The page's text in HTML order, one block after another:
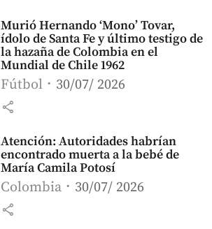
Murió Hernando ‘Mono’ Tovar,
ídolo de Santa Fe y último testigo de
la hazaña de Colombia en el
Mundial de Chile 1962
Fútbol 30/07/ 2026
share
Atención: Autoridades habrían
encontrado muerta a la bebé de
María Camila Potosí
Colombia 30/07/ 2026
share